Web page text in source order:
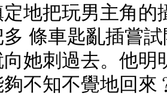
地把玩男主角
條車匙亂插嘗
她刺過去。他
不知不覺地回